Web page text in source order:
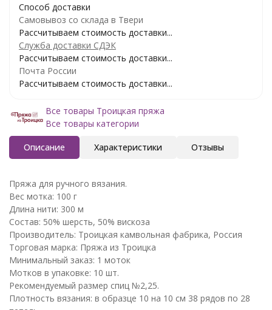
Способ доставки
Самовывоз со склада в Твери
Рассчитываем стоимость доставки...
Служба доставки СДЭК
Рассчитываем стоимость доставки...
Почта России
Рассчитываем стоимость доставки...
Все товары Троицкая пряжа
Все товары категории
Описание Характеристики Отзывы
Пряжа для ручного вязания.
Вес мотка: 100 г
Длина нити: 300 м
Состав: 50% шерсть, 50% вискоза
Производитель: Троицкая камвольная фабрика, Россия
Торговая марка: Пряжа из Троицка
Минимальный заказ: 1 моток
Мотков в упаковке: 10 шт.
Рекомендуемый размер спиц №2,25.
Плотность вязания: в образце 10 на 10 см 38 рядов по 28